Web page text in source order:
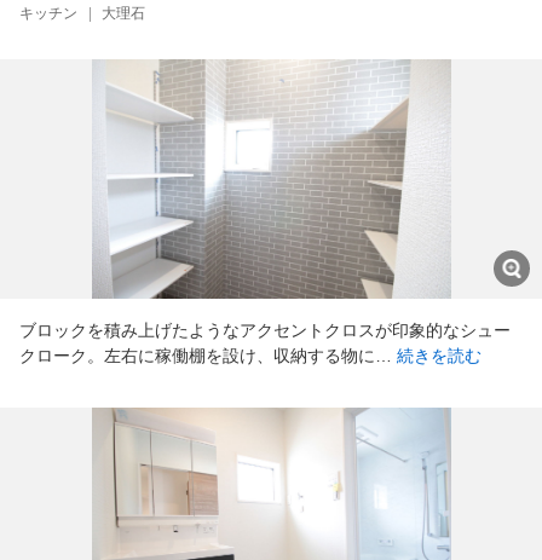
キッチン 大理石
ブロックを積み上げたようなアクセントクロスが印象的なシュー
クローク。左右に稼働棚を設け、収納する物に… 続きを読む